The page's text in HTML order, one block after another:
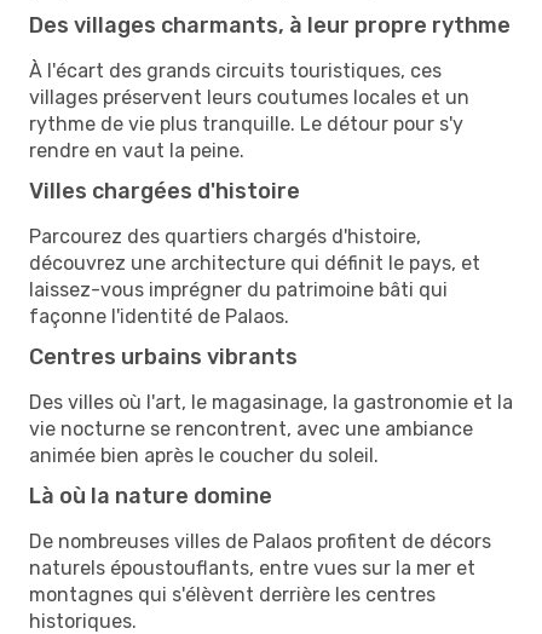
Des villages charmants, à leur propre rythme
À l'écart des grands circuits touristiques, ces
villages préservent leurs coutumes locales et un
rythme de vie plus tranquille. Le détour pour s'y
rendre en vaut la peine.
Villes chargées d'histoire
Parcourez des quartiers chargés d'histoire,
découvrez une architecture qui définit le pays, et
laissez-vous imprégner du patrimoine bâti qui
façonne l'identité de Palaos.
Centres urbains vibrants
Des villes où l'art, le magasinage, la gastronomie et la
vie nocturne se rencontrent, avec une ambiance
animée bien après le coucher du soleil.
Là où la nature domine
De nombreuses villes de Palaos profitent de décors
naturels époustouflants, entre vues sur la mer et
montagnes qui s'élèvent derrière les centres
historiques.